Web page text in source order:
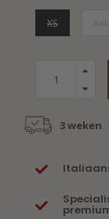
XS
3 weken